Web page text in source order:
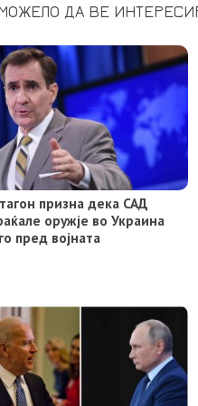
ДА ВЕ
призна дека САД
оружје во Украина
пред војната